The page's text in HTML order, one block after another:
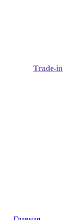
Trade-in